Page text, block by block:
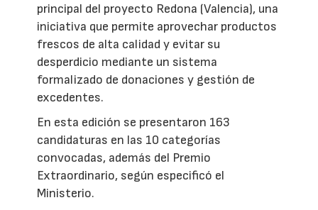
principal del proyecto Redona (Valencia), una
iniciativa que permite aprovechar productos
frescos de alta calidad y evitar su
desperdicio mediante un sistema
formalizado de donaciones y gestión de
excedentes.
En esta edición se presentaron 163
candidaturas en las 10 categorías
convocadas, además del Premio
Extraordinario, según especificó el
Ministerio.